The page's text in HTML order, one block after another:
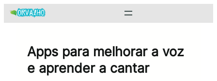
Pular
para
Apps para melhorar a voz
e aprender a cantar